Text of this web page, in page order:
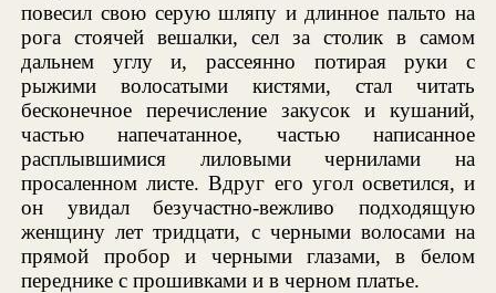
повесил свою серую шляпу и длинное пальто на
рога стоячей вешалки, сел за столик в самом
дальнем углу и, рассеянно потирая руки с
рыжими волосатыми кистями, стал читать
бесконечное перечисление закусок и кушаний,
частью напечатанное, частью написанное
расплывшимися лиловыми чернилами на
просаленном листе. Вдруг его угол осветился, и
он увидал безучастно-вежливо подходящую
женщину лет тридцати, с черными волосами на
прямой пробор и черными глазами, в белом
переднике с прошивками и в черном платье.